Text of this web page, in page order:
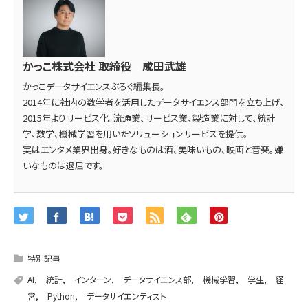
かっこ株式会社 取締役 成田武雄
かっこデータサイエンスぶろぐ編集長。
2014年に社内の数学者を活用したデータサイエンス部門を立ち上げ、
2015年よりサービス化。流通業、サービス業、製造業に対して、統計
学、数学、機械学習を用いたソリューションサービスを提供。
実はエンタメ業界出身。好きなものは酒、美味いもの、映画と音楽。嫌
いなものは退屈です。
特別記事
AI, 統計, インターン, データサイエンス部, 機械学習, 学生,
経
営, Python, データサイエンティスト